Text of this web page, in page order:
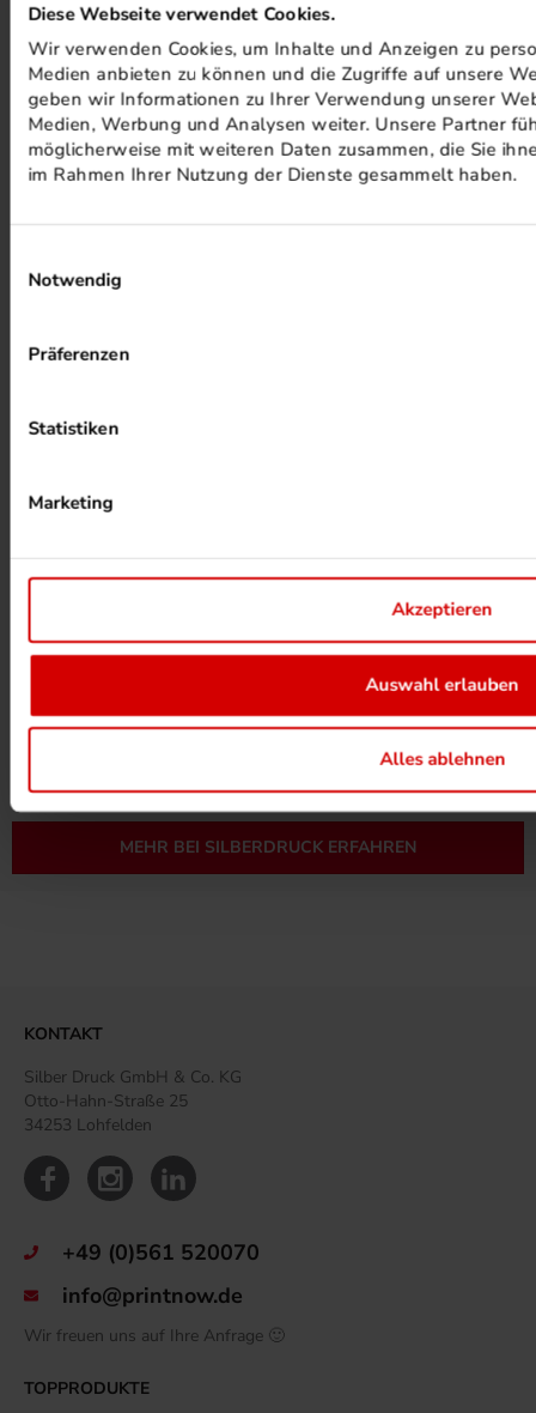
Diese Webseite verwendet Cookies.
Wir verwenden Cookies, um Inhalte und Anzeigen zu
Medien anbieten zu können und die Zugriffe auf unsere
geben wir Informationen zu Ihrer Verwendung unserer
Medien, Werbung und Analysen weiter. Unsere Partner
möglicherweise mit weiteren Daten zusammen, die Sie
im Rahmen Ihrer Nutzung der Dienste gesammelt haben.
Notwendig
Präferenzen
Statistiken
Marketing
Akzeptieren
Auswahl erlauben
Alles ablehnen
PHOTOVOLTAIK ANLAGEN
MEHR BEI SILBERDRUCK ERFAHREN
KONTAKT
Silber Druck GmbH & Co. KG
Otto-Hahn-Straße 25
34253 Lohfelden
+49 (0)561 520070
info@printnow.de
Wir freuen uns auf Ihre Anfrage 🙂
TOPPRODUKTE